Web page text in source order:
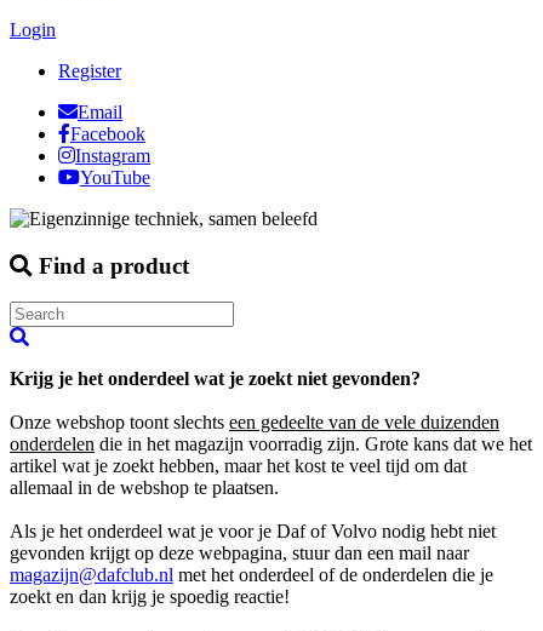
Login
Register
Email
Facebook
Instagram
YouTube
Find a product
Krijg je het onderdeel wat je zoekt niet gevonden?
Onze webshop toont slechts een gedeelte van de vele duizenden
onderdelen die in het magazijn voorradig zijn. Grote kans dat we het
artikel wat je zoekt hebben, maar het kost te veel tijd om dat
allemaal in de webshop te plaatsen.
Als je het onderdeel wat je voor je Daf of Volvo nodig hebt niet
gevonden krijgt op deze webpagina, stuur dan een mail naar
magazijn@dafclub.nl met het onderdeel of de onderdelen die je
zoekt en dan krijg je spoedig reactie!